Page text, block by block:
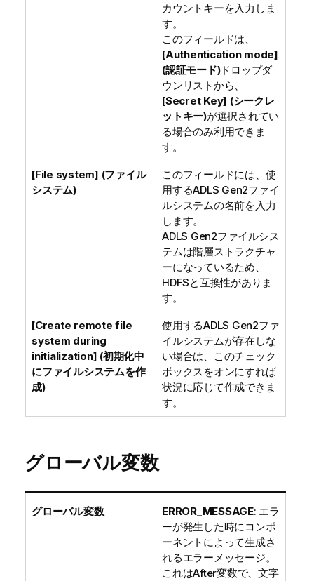
カウントキーを入力しま
す。
このフィールドは、
[Authentication mode]
(認証モード)ドロップダ
ウンリストから、
[Secret Key] (シークレ
ットキー)が選択されてい
る場合のみ利用できま
す。
[File system] (ファイル
システム)
このフィールドには、使
用するADLS Gen2ファイ
ルシステムの名前を入力
します。
ADLS Gen2ファイルシス
テムは階層ストラクチャ
ーになっているため、
HDFSと互換性がありま
す。
[Create remote file
system during
initialization] (初期化中
にファイルシステムを作
成)
使用するADLS Gen2ファ
イルシステムが存在しな
い場合は、このチェック
ボックスをオンにすれば
状況に応じて作成できま
す。
グローバル変数
グローバル変数 ERROR_MESSAGE: エラ
ーが発生した時にコンポ
ーネントによって生成さ
れるエラーメッセージ。
これはAfter変数で、文字